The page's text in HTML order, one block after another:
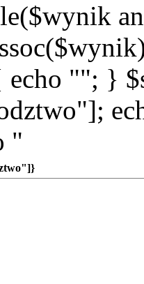
echo ""; }
"